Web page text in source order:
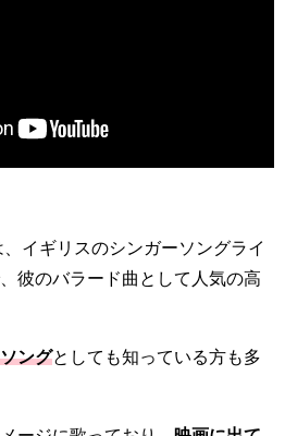
、イギリスのシンガーソングライ
彼のバラード曲として人気の高
ングとしても知っている方も多